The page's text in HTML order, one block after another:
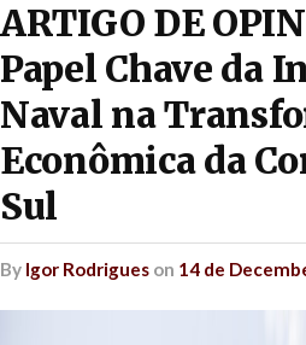
ARTIGO DE
Papel Chave da
Naval na
Econômica da
Sul
by Igor Rodrigues on 14 de